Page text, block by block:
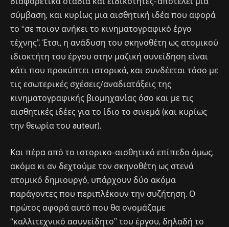
σύμβαση, και κυρίως μια αισθητική ιδέα που αφορά
το “σε ποιον ανήκει το κινηματογραφικό έργο
τέχνης”. Έτσι, η ανάδυση του σκηνοθέτη ως ατομικού
ιδιοκτήτη του έργου στην μαζική συνείδηση είναι
κάτι που προκύπτει ιστορικά, και συνδέεται τόσο με
τις εσωτερικές σχέσεις/αναδιατάξεις της
κινηματογραφικής βιομηχανίας όσο και με τις
αισθητικές ιδέες για το ίδιο το σινεμά (και κυρίως
την θεωρία του auteur).
Και πέρα από το ιστορικο-αισθητικό επίπεδο όμως,
ακόμα κι αν δεχτούμε τον σκηνοθέτη ως στενά
ατομικό δημιουργό, υπάρχουν δύο ακόμα
παράγοντες που περιπλέκουν την συζήτηση. Ο
πρώτος αφορά αυτό που θα ονομάζαμε
“καλλιτεχνικό ασυνείδητο” του έργου, δηλαδή το